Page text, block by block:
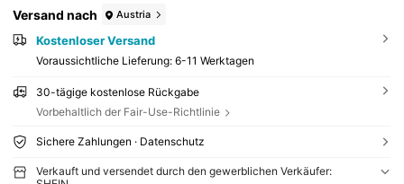
Versand nach Austria
Kostenloser Versand
Voraussichtliche Lieferung: 6-11 Werktagen
30-tägige kostenlose Rückgabe
Vorbehaltlich der Fair-Use-Richtlinie
Sichere Zahlungen · Datenschutz
Verkauft und versendet durch den gewerblichen Verkäufer: